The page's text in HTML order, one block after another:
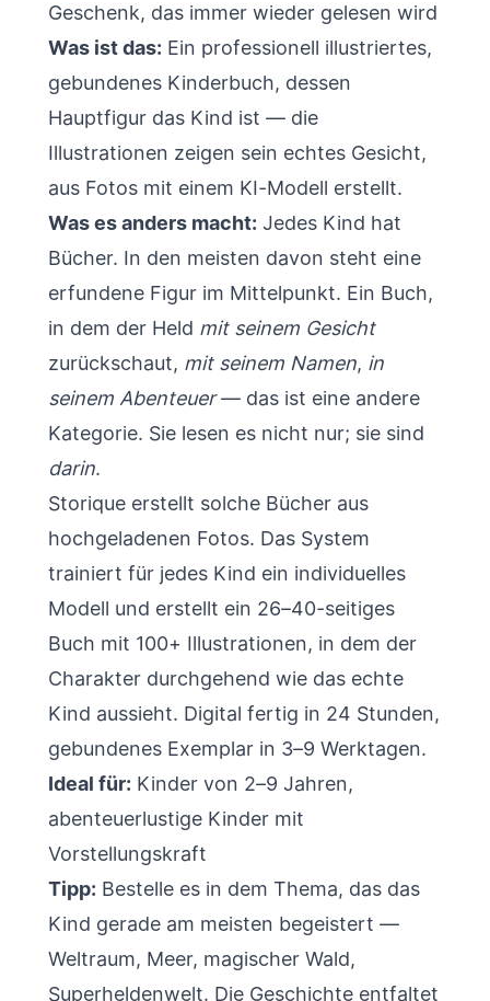
Geschenk, das immer wieder gelesen wird
Was ist das: Ein professionell illustriertes,
gebundenes Kinderbuch, dessen
Hauptfigur das Kind ist — die
Illustrationen zeigen sein echtes Gesicht,
aus Fotos mit einem KI-Modell erstellt.
Was es anders macht: Jedes Kind hat
Bücher. In den meisten davon steht eine
erfundene Figur im Mittelpunkt. Ein Buch,
in dem der Held mit seinem Gesicht
zurückschaut, mit seinem Namen, in
seinem Abenteuer— das ist eine andere
Kategorie. Sie lesen es nicht nur; sie sind
darin.
Storique erstellt solche Bücher aus
hochgeladenen Fotos. Das System
trainiert für jedes Kind ein individuelles
Modell und erstellt ein 26–40-seitiges
Buch mit 100+ Illustrationen, in dem der
Charakter durchgehend wie das echte
Kind aussieht. Digital fertig in 24 Stunden,
gebundenes Exemplar in 3–9 Werktagen.
Ideal für: Kinder von 2–9 Jahren,
abenteuerlustige Kinder mit
Vorstellungskraft
Tipp: Bestelle es in dem Thema, das das
Kind gerade am meisten begeistert —
Weltraum, Meer, magischer Wald,
Superheldenwelt. Die Geschichte entfaltet